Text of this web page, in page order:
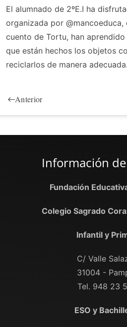
El alumnado de 2ºE.I ha
organizada por
cuento de Tortu, han
que están hechos los objetos
reciclarlos de manera adecuada.
Anterior
Información
Fundación
Colegio Sagrado
Infantil y
C/ Valle
31004 -
Tel. 948 23
ESO y